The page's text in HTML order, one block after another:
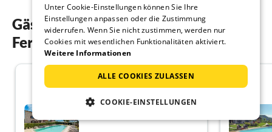
Gästebewertungen unserer
Ferienwohnungen in Cagli
4.4
Landhaus in Cagli mit Pool
Unter Cookie-Einstellungen können Sie Ihre
Einstellungen anpassen oder die Zustimmung
widerrufen. Wenn Sie nicht zustimmen, werden nur
Cookies mit wesentlichen Funktionalitäten aktiviert.
Weitere Informationen
ALLE COOKIES ZULASSEN
COOKIE-EINSTELLUNGEN